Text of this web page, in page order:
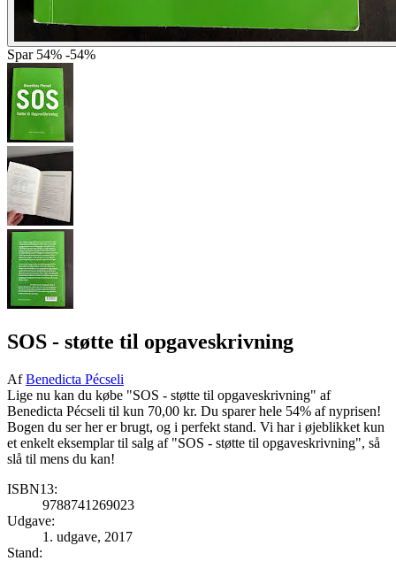
Spar 54% -54%
SOS - støtte til opgaveskrivning
AfBenedicta Pécseli
Lige nu kan du købe "SOS - støtte til opgaveskrivning" af
Benedicta Pécseli til kun 70,00 kr. Du sparer hele 54% af nyprisen!
Bogen du ser her er brugt, og i perfekt stand. Vi har i øjeblikket kun
et enkelt eksemplar til salg af "SOS - støtte til opgaveskrivning", så
slå til mens du kan!
ISBN13:
9788741269023
Udgave:
1. udgave, 2017
Stand: